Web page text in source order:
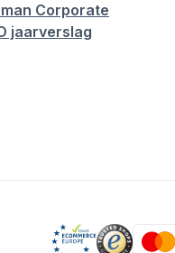
Corporate
jaarverslag